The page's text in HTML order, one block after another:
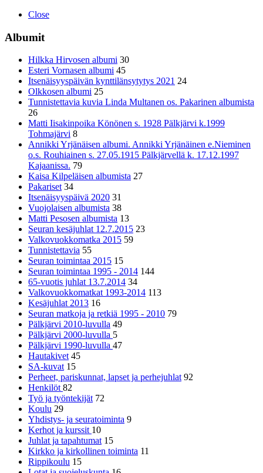
Close
Albumit
Hilkka Hirvosen albumi 30
Esteri Vornasen albumi 45
Itsenäisyyspäivän kynttilänsytytys 2021 24
Olkkosen albumi 25
Tunnistettavia kuvia Linda Multanen os. Pakarinen albumista
26
Matti Iisakinpoika Könönen s. 1928 Pälkjärvi k.1999
Tohmajärvi 8
Annikki Yrjänäisen albumi. Annikki Yrjänäinen e.Nieminen
o.s. Rouhiainen s. 27.05.1915 Pälkjärvellä k. 17.12.1997
Kajaanissa. 79
Kaisa Kilpeläisen albumista 27
Pakariset 34
Itsenäisyyspäivä 2020 31
Vuojolaisen albumista 38
Matti Pesosen albumista 13
Seuran kesäjuhlat 12.7.2015 23
Valkovuokkomatka 2015 59
Tunnistettavia 55
Seuran toimintaa 2015 15
Seuran toimintaa 1995 - 2014 144
65-vuotis juhlat 13.7.2014 34
Valkovuokkomatkat 1993-2014 113
Kesäjuhlat 2013 16
Seuran matkoja ja retkiä 1995 - 2010 79
Pälkjärvi 2010-luvulla 49
Pälkjärvi 2000-luvulla 5
Pälkjärvi 1990-luvulla 47
Hautakivet 45
SA-kuvat 15
Perheet, pariskunnat, lapset ja perhejuhlat 92
Henkilöt82
Työ ja työntekijät 72
Koulu 29
Yhdistys- ja seuratoiminta 9
Kerhot ja kurssit 10
Juhlat ja tapahtumat 15
Kirkko ja kirkollinen toiminta 11
Rippikoulu 15